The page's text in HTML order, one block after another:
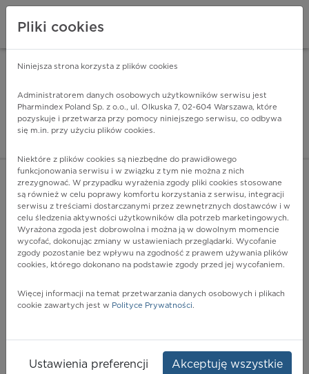
Pharmindex - lider
ZALOGUJ SIĘ
POKAŻ FILTRY
Pharmindex
Pliki cookies
Niniejsza strona korzysta z plików cookies
Administratorem danych osobowych użytkowników serwisu jest
Pharmindex Poland Sp. z o.o., ul. Olkuska 7, 02-604 Warszawa, które
pozyskuje i przetwarza przy pomocy niniejszego serwisu, co odbywa
się m.in. przy użyciu plików cookies.
Niektóre z plików cookies są niezbędne do prawidłowego
funkcjonowania serwisu i w związku z tym nie można z nich
zrezygnować. W przypadku wyrażenia zgody pliki cookies stosowane
są również w celu poprawy komfortu korzystania z serwisu, integracji
serwisu z treściami dostarczanymi przez zewnętrznych dostawców i w
celu śledzenia aktywności użytkowników dla potrzeb marketingowych.
Wyrażona zgoda jest dobrowolna i można ją w dowolnym momencie
wycofać, dokonując zmiany w ustawieniach przeglądarki. Wycofanie
zgody pozostanie bez wpływu na zgodność z prawem używania plików
cookies, którego dokonano na podstawie zgody przed jej wycofaniem.
Więcej informacji na temat przetwarzania danych osobowych i plikach
cookie zawartych jest w Polityce Prywatności.
Ustawienia preferencji Akceptuję wszystkie
ZA DARMO - w Google Play INSTALUJ